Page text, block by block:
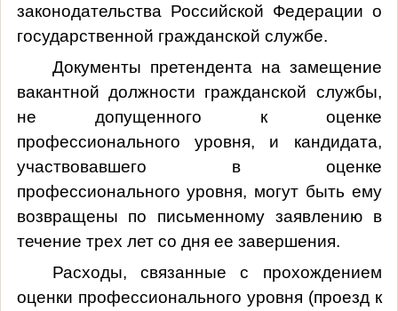
законодательства Российской Федерации о
государственной гражданской службе.
Документы претендента на замещение
вакантной должности гражданской службы,
не допущенного к оценке
профессионального уровня, и кандидата,
участвовавшего в оценке
профессионального уровня, могут быть ему
возвращены по письменному заявлению в
течение трех лет со дня ее завершения.
Расходы, связанные с прохождением
оценки профессионального уровня (проезд к